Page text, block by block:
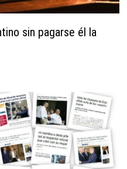
sin pagarse él la